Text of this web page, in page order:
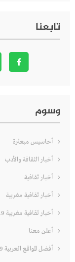
تابعنا
وسوم
أحاسيس مبعثرة
أخبار الثقافة والأدب
أخبار ثقافية
أخبار ثقافية مغربية
أخبار ثقافية مغربية 2019
أعلن معنا
أفضل المواقع العربية 2019